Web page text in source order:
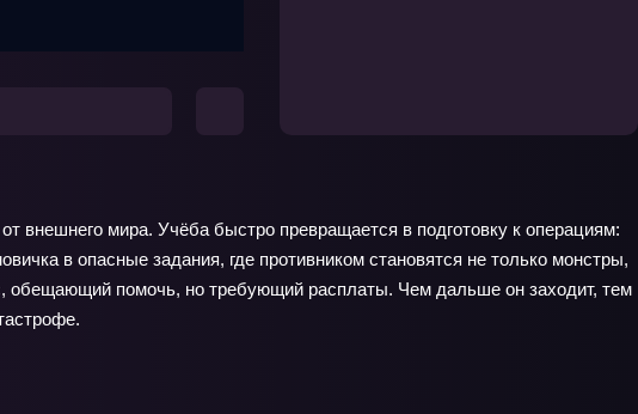
внешнего мира. Учёба быстро превращается в подготовку к операциям:
в опасные задания, где противником становятся не только монстры,
обещающий помочь, но требующий расплаты. Чем дальше он заходит, тем